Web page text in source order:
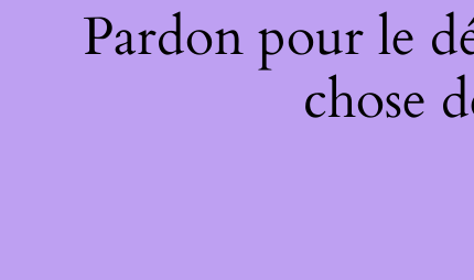
Pardon pour le
chose